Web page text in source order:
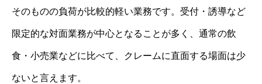
そのものの負荷が比較的軽い業務です。受付・誘導など
限定的な対面業務が中心となることが多く、通常の飲
食・小売業などに比べて、クレームに直面する場面は少
ないと言えます。